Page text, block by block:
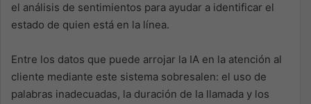
el análisis de sentimientos para ayudar a identificar el
estado de quien está en la línea.
Entre los datos que puede arrojar la IA en la atención al
cliente mediante este sistema sobresalen: el uso de
palabras inadecuadas, la duración de la llamada y los